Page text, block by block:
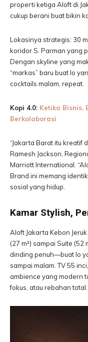
properti ketiga Aloft di
cukup berani buat bikin
Lokasinya strategis: 30
koridor S. Parman yang
Dengan skyline yang
“markas” baru buat lo
cocktails malam, repeat.
Kopi 4.0: Ketika Bisnis,
Berkolaborasi
“Jakarta Barat itu kreatif
Ramesh Jackson,
Marriott International.
Brand ini memang
sosial yang hidup.
Kamar Stylish,
Aloft Jakarta Kebon
(27 m²) sampai Suite
dinding penuh—buat lo
sampai malam. TV 55
ambience yang modern
fokus, atau rebahan